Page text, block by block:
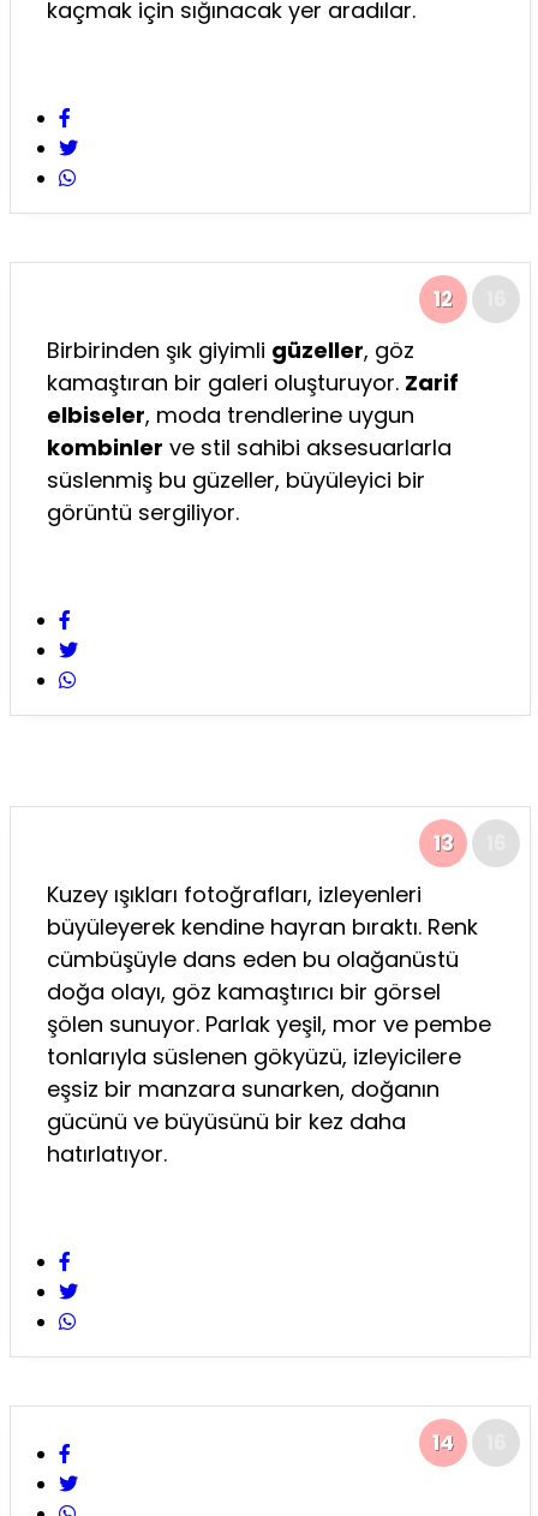
kaçmak için sığınacak yer aradılar.
12
Birbirinden şık giyimli güzeller, göz
kamaştıran bir galeri oluşturuyor. Zarif
elbiseler, moda trendlerine uygun
kombinler ve stil sahibi aksesuarlarla
süslenmiş bu güzeller, büyüleyici bir
görüntü sergiliyor.
13
Kuzey ışıkları fotoğrafları, izleyenleri
büyüleyerek kendine hayran bıraktı. Renk
cümbüşüyle dans eden bu olağanüstü
doğa olayı, göz kamaştırıcı bir görsel
şölen sunuyor. Parlak yeşil, mor ve pembe
tonlarıyla süslenen gökyüzü, izleyicilere
eşsiz bir manzara sunarken, doğanın
gücünü ve büyüsünü bir kez daha
hatırlatıyor.
14